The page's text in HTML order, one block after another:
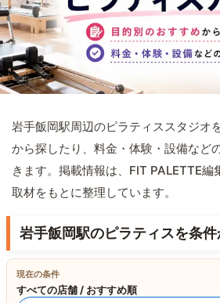
岩手飯岡駅周辺のピラティススタジオ
から探したり、料金・体験・設備など
きます。掲載情報は、FIT PALETTE編
取材をもとに整理しています。
岩手飯岡駅のピラティスを条
現在の条件
すべての店舗 / おすすめ順